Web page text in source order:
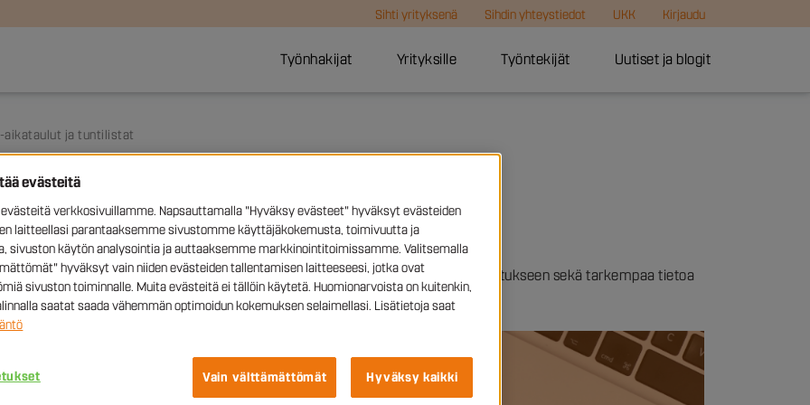
Työnhakijat Yrityksille Työntekijät Uutiset ja blogit
Kirjaudu
UKK
Sihdin yhteystiedot
Sihti yrityksenä
aikataulut ja tuntilistat
aikataulut ja tuntilistat
löydät ladattavat palkka-aikataulut, osoitteet paperisten tuntilistojen palautukseen sekä tarkempaa tietoa
liittyen.
evästeitä
verkkosivuillamme. Napsauttamalla "Hyväksy evästeet" hyväksyt evästeiden
laitteellasi parantaaksemme sivustomme käyttäjäkokemusta, toimivuutta ja
sivuston käytön analysointia ja auttaaksemme markkinointitoimissamme. Valitsemalla
hyväksyt vain niiden evästeiden tallentamisen laitteeseesi, jotka ovat
sivuston toiminnalle. Muita evästeitä ei tällöin käytetä. Huomionarvoista on kuitenkin,
saatat saada vähemmän optimoidun kokemuksen selaimellasi. Lisätietoja saat
Vain välttämättömät Hyväksy kaikki